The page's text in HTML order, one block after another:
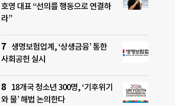
호영 대표 “선의를 행동으로 연결하
라”
생명보험업계, ‘상생금융’ 통한
사회공헌 실시
18개국 청소년 300명, ‘기후위기
와 물’ 해법 논의한다